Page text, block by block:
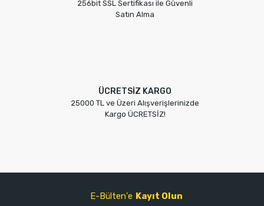
256bit SSL Sertifikası ile Güvenli
Satın Alma
ÜCRETSİZ KARGO
25000 TL ve Üzeri Alışverişlerinizde
Kargo ÜCRETSİZ!
E-Bülten'e Kayıt Olun